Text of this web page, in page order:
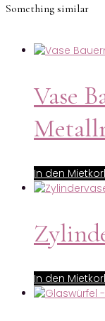
Something similar
Vase
In den
In den